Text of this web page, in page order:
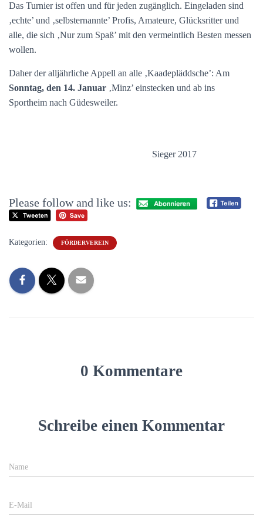
Das Turnier ist offen und für jeden zugänglich. Eingeladen sind
‚echte’ und ‚selbsternannte’ Profis, Amateure, Glücksritter und
alle, die sich ‚Nur zum Spaß’ mit den vermeintlich Besten messen
wollen.
Daher der alljährliche Appell an alle ‚Kaadepläddsche’: Am
Sonntag, den 14. Januar ‚Minz’ einstecken und ab ins
Sportheim nach Güdesweiler.
Sieger 2017
Please follow and like us:
Kategorien: FÖRDERVEREIN
0 Kommentare
Schreibe einen Kommentar
Name
E-Mail